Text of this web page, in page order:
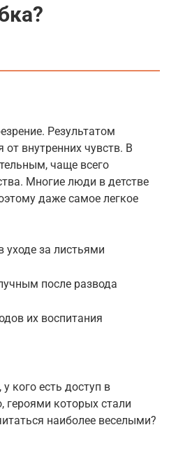
Результатом
внутренних чувств. В
чаще всего
Многие люди в детстве
даже самое легкое
за листьями
после развода
их воспитания
кого есть доступ в
героями которых стали
наиболее веселыми?